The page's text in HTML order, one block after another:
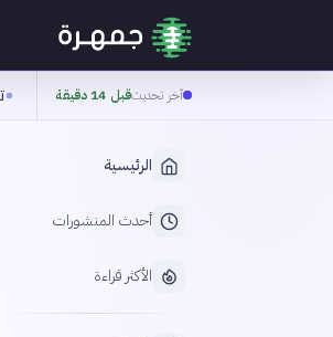
آخر تحديثقبل 14 دقيقة
الرئيسية
أحدث المنشورات
الأكثر قراءة